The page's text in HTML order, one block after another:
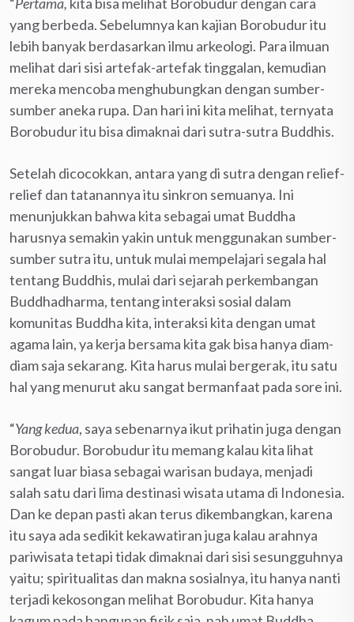
yang berbeda. Sebelumnya kan kajian Borobudur itu
lebih banyak berdasarkan ilmu arkeologi. Para ilmuan
melihat dari sisi artefak-artefak tinggalan, kemudian
mereka mencoba menghubungkan dengan sumber-
sumber aneka rupa. Dan hari ini kita melihat, ternyata
Borobudur itu bisa dimaknai dari sutra-sutra Buddhis.
Setelah dicocokkan, antara yang di sutra dengan relief-
relief dan tatanannya itu sinkron semuanya. Ini
menunjukkan bahwa kita sebagai umat Buddha
harusnya semakin yakin untuk menggunakan sumber-
sumber sutra itu, untuk mulai mempelajari segala hal
tentang Buddhis, mulai dari sejarah perkembangan
Buddhadharma, tentang interaksi sosial dalam
komunitas Buddha kita, interaksi kita dengan umat
agama lain, ya kerja bersama kita gak bisa hanya diam-
diam saja sekarang. Kita harus mulai bergerak, itu satu
hal yang menurut aku sangat bermanfaat pada sore ini.
“Yang kedua, saya sebenarnya ikut prihatin juga dengan
Borobudur. Borobudur itu memang kalau kita lihat
sangat luar biasa sebagai warisan budaya, menjadi
salah satu dari lima destinasi wisata utama di Indonesia.
Dan ke depan pasti akan terus dikembangkan, karena
itu saya ada sedikit kekawatiran juga kalau arahnya
pariwisata tetapi tidak dimaknai dari sisi sesungguhnya
yaitu; spiritualitas dan makna sosialnya, itu hanya nanti
terjadi kekosongan melihat Borobudur. Kita hanya